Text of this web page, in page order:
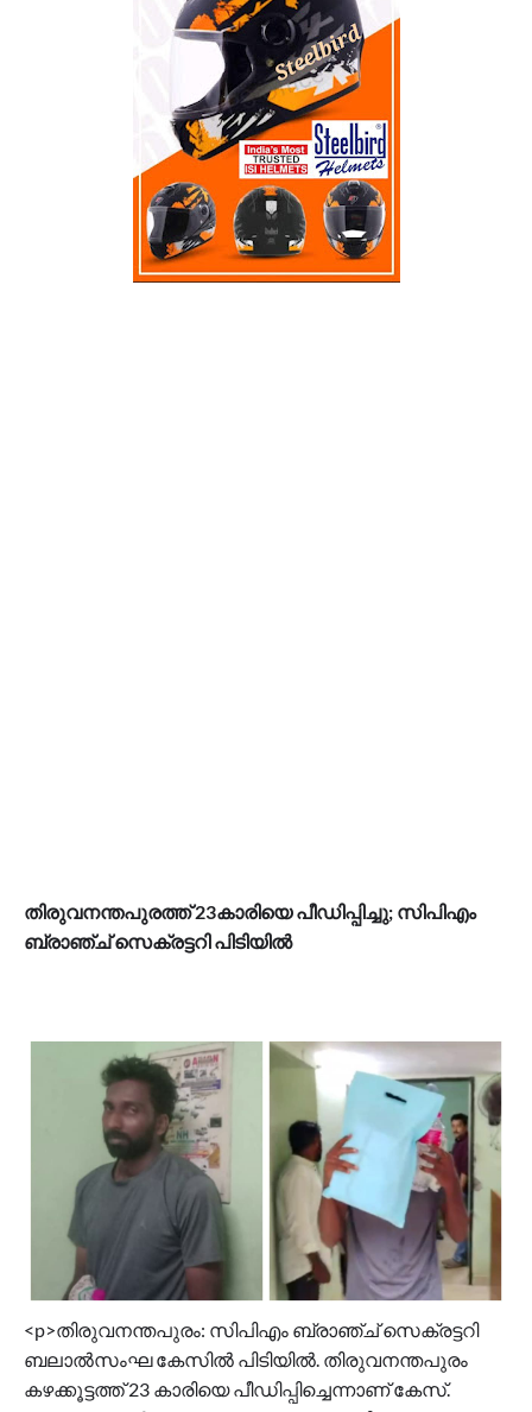
തിരുവനന്തപുരത്ത് 23കാരിയെ പീഡിപ്പിച്ചു; സിപിഎം
ബ്രാഞ്ച് സെക്രട്ടറി പിടിയിൽ
<p>തിരുവനന്തപുരം: സിപിഎം ബ്രാഞ്ച് സെക്രട്ടറി
ബലാൽസംഘ കേസിൽ പിടിയിൽ. തിരുവനന്തപുരം
കഴക്കൂട്ടത്ത് 23 കാരിയെ പീഡിപ്പിച്ചെന്നാണ് കേസ്.